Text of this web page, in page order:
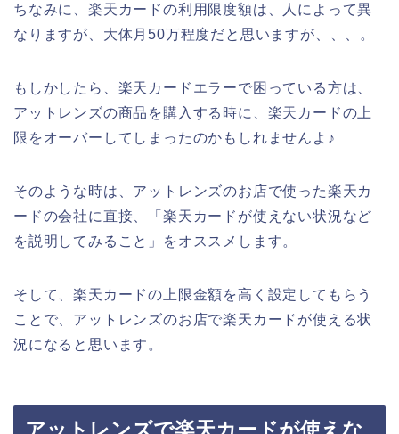
ちなみに、楽天カードの利用限度額は、人によって異
なりますが、大体月50万程度だと思いますが、、、。
もしかしたら、楽天カードエラーで困っている方は、
アットレンズの商品を購入する時に、楽天カードの上
限をオーバーしてしまったのかもしれませんよ♪
そのような時は、アットレンズのお店で使った楽天カ
ードの会社に直接、「楽天カードが使えない状況など
を説明してみること」をオススメします。
そして、楽天カードの上限金額を高く設定してもらう
ことで、アットレンズのお店で楽天カードが使える状
況になると思います。